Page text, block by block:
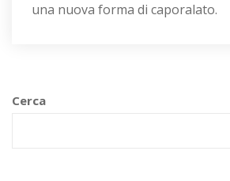
una nuova forma di caporalato.
Cerca